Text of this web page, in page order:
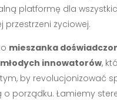
platformę dla
przestrzeni życiowej.
mieszanka
innowatorów,
by revolucjonizować
o porządku. Łamiemy